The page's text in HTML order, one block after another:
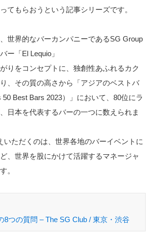
てもらおうという記事シリーズです。
世界的なバーカンパニーであるSG Group
ー「El Lequio」
りをコンセプトに、独創性あふれるカク
、その質の高さから「アジアのベストバ
50 Best Bars 2023）」において、80位にラ
日本を代表するバーの一つに数えられま
いただくのは、世界各地のバーイベントに
、世界を股にかけて活躍するマネージャ
。
8つの質問 – The SG Club / 東京・渋谷